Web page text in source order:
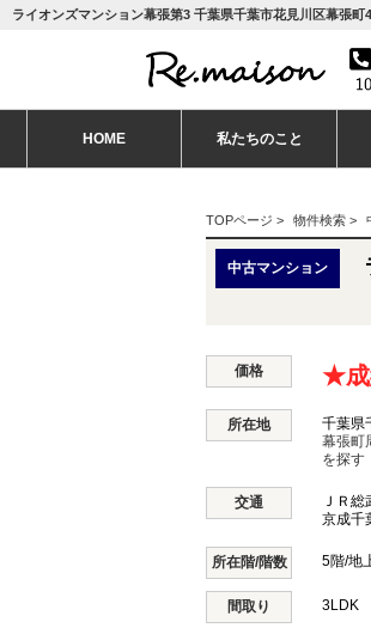
ライオンズマンション幕張第3 千葉県千葉市花見川区幕張
HOME 私たちのこと
TOPページ > 物件検索 >
中古マンション
価格 ★成
所在地
千葉県
幕張町
を探す
交通 ＪＲ総
京成千
所在階/階数 5階/地
間取り 3LDK